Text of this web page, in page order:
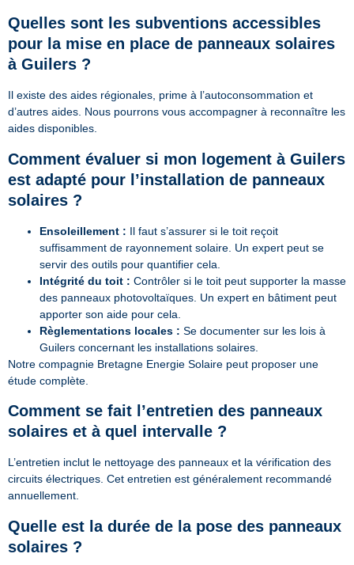
Quelles sont les subventions accessibles
pour la mise en place de panneaux solaires
à Guilers ?
Il existe des aides régionales, prime à l’autoconsommation et
d’autres aides. Nous pourrons vous accompagner à reconnaître les
aides disponibles.
Comment évaluer si mon logement à Guilers
est adapté pour l’installation de panneaux
solaires ?
Ensoleillement : Il faut s’assurer si le toit reçoit
suffisamment de rayonnement solaire. Un expert peut se
servir des outils pour quantifier cela.
Intégrité du toit : Contrôler si le toit peut supporter la masse
des panneaux photovoltaïques. Un expert en bâtiment peut
apporter son aide pour cela.
Règlementations locales : Se documenter sur les lois à
Guilers concernant les installations solaires.
Notre compagnie Bretagne Energie Solaire peut proposer une
étude complète.
Comment se fait l’entretien des panneaux
solaires et à quel intervalle ?
L’entretien inclut le nettoyage des panneaux et la vérification des
circuits électriques. Cet entretien est généralement recommandé
annuellement.
Quelle est la durée de la pose des panneaux
solaires ?